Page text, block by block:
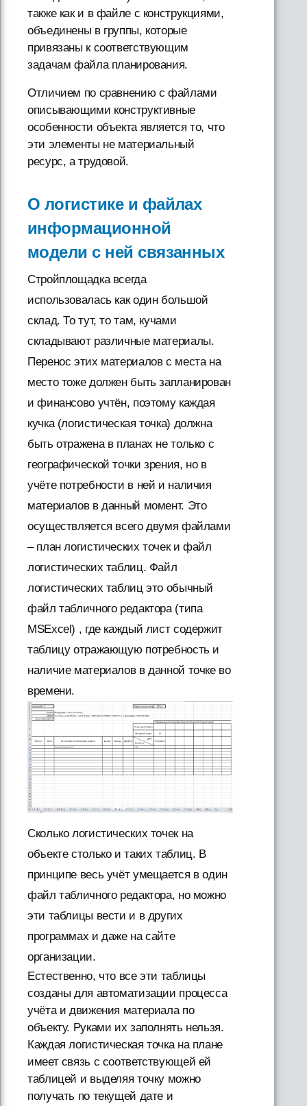
также как и в файле с конструкциями,
объединены в группы, которые
привязаны к соответствующим
задачам файла планирования.
Отличием по сравнению с файлами
описывающими конструктивные
особенности объекта является то, что
эти элементы не материальный
ресурс, а трудовой.
О логистике и файлах
информационной
модели с ней связанных
Стройплощадка всегда
использовалась как один большой
склад. То тут, то там, кучами
складывают различные материалы.
Перенос этих материалов с места на
место тоже должен быть запланирован
и финансово учтён, поэтому каждая
кучка (логистическая точка) должна
быть отражена в планах не только с
географической точки зрения, но в
учёте потребности в ней и наличия
материалов в данный момент. Это
осуществляется всего двумя файлами
– план логистических точек и файл
логистических таблиц. Файл
логистических таблиц это обычный
файл табличного редактора (типа
MSExсel) , где каждый лист содержит
таблицу отражающую потребность и
наличие материалов в данной точке во
времени.
Сколько логистических точек на
объекте столько и таких таблиц. В
принципе весь учёт умещается в один
файл табличного редактора, но можно
эти таблицы вести и в других
программах и даже на сайте
организации.
Естественно, что все эти таблицы
созданы для автоматизации процесса
учёта и движения материала по
объекту. Руками их заполнять нельзя.
Каждая логистическая точка на плане
имеет связь с соответствующей ей
таблицей и выделяя точку можно
получать по текущей дате и